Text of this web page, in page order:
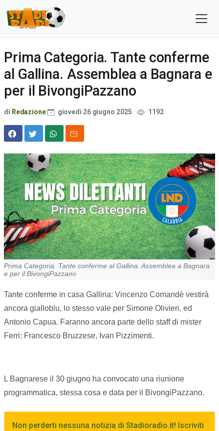
Prima Categoria. Tante conferme
al Gallina. Assemblea a Bagnara e
per il BivongiPazzano
di Redazione giovedì 26 giugno 2025 1192
Prima Categoria. Tante conferme al Gallina. Assemblea a Bagnara
e per il BivongiPazzano
Tante conferme in casa Gallina: Vincenzo Comandè vestirà
ancora gialloblu, lo stesso vale per Simone Olivieri, ed
Antonio Capua. Faranno ancora parte dello staff di mister
Ferri: Francesco Bruzzese, Ivan Pizzimenti.
L Bagnarese il 30 giugno ha convocato una riunione
programmatica, stessa cosa e data per il BivongiPazzano.
Non perderti nessuna notizia di Stadioradio.it! Iscriviti